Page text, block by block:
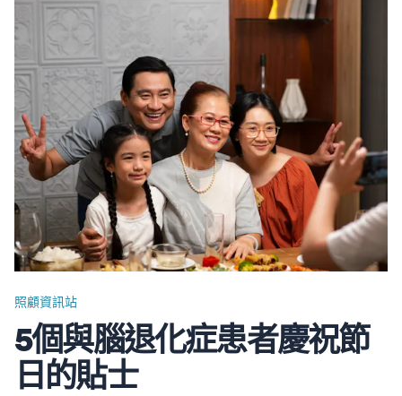
提供適切的照料。 我們搜羅現時為外傭提供培訓的社區資
源，整合為兩大類：針對照顧腦退化症長者技巧及日常長者
照顧技巧，涵蓋實體課程及網上資源。以下的課程費用僅供
參考，請聯絡舉辦機構了解最新及準確的收費。 外傭照顧
認知障礙症 (腦退化症)長者網上課程及資源 網上資源…
照顧資訊站
5個與腦退化症患者慶祝節
日的貼士